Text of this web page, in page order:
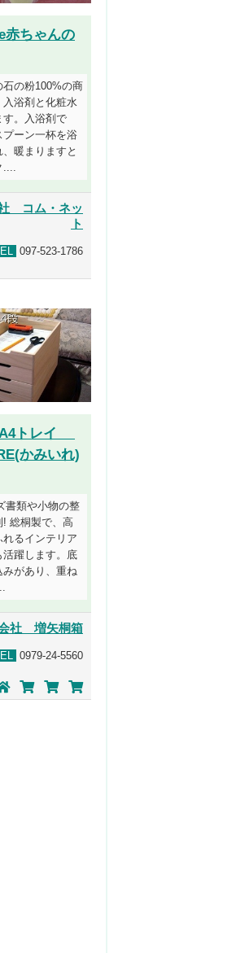
赤ちゃんの
石の粉100%の商
入浴剤と化粧水
す。入浴剤で
プーン一杯を浴
暖まりますと
....
コム・ネッ
ト
097-523-1786
トレイ
かみいれ)
書類や小物の整
! 総桐製で、高
れるインテリア
活躍します。底
みがあり、重ね
社 増矢桐箱
0979-24-5560